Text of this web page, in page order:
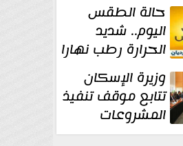
حالة الطقس
اليوم.. شديد
الحرارة رطب نهارا
مائل للحرارة رطب
وزيرة الإسكان
تتابع موقف تنفيذ
المشروعات
والخطة